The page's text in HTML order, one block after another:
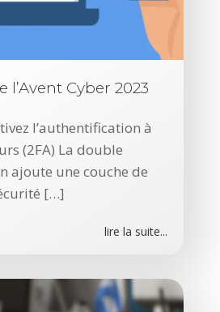
l’Avent Cyber 2023
l’authentification à
(2FA) La double
ajoute une couche de
[…]
lire la suite...